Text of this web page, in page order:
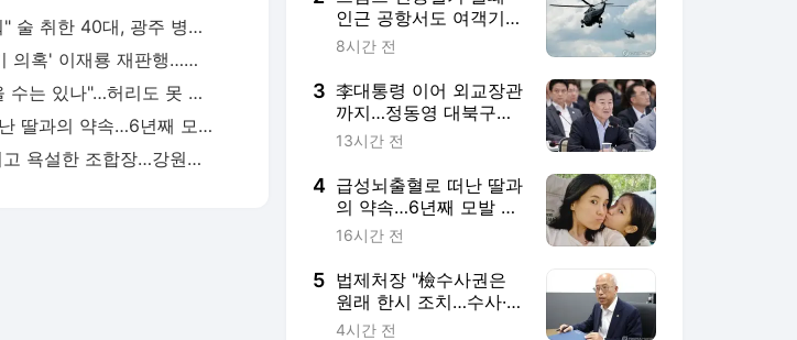
"용병으로 받아줘" 술 취한 40대, 광주 병무청 주차장서 난동 | 연합뉴스
'뺑소니 후 술타기 의혹' 이재룡 재판행…음주운전 혐의는 제외 | 연합뉴스
[소셜＋] "서 있을 수는 있나"…허리도 못 펴는 미화원 쪽방 휴게실 논란 | 연합뉴스
급성뇌출혈로 떠난 딸과의 약속…6년째 모발 기부하는 경찰관 | 연합뉴스
직원 뒤통수 때리고 욕설한 조합장…강원농협, 징계 검토 | 연합뉴스
인근 공항서도 여객기
이륙…아찔한 순간
8시간 전
3 李대통령 이어 외교장관
까지…정동영 대북구상
에 힘빠지나(종합)
13시간 전
4 급성뇌출혈로 떠난 딸과
의 약속…6년째 모발 기
부하는 경찰관
16시간 전
5 법제처장 "檢수사권은
원래 한시 조치…수사·기
소 분리가 원칙"
4시간 전